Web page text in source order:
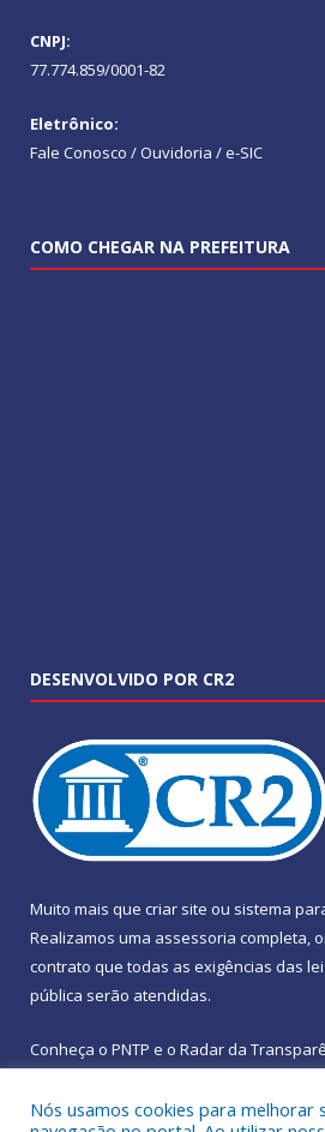
CNPJ:
77.774.859/0001-82
Eletrônico:
Fale Conosco / Ouvidoria / e-SIC
COMO CHEGAR NA PREFEITURA
DESENVOLVIDO POR CR2
Muito mais que criar site ou sistema
Realizamos uma assessoria completa,
contrato que todas as exigências das
pública serão atendidas.
Conheça o PNTP e o Radar da
Nós usamos cookies para melhorar